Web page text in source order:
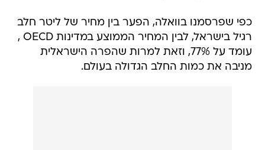
כפי שפרסמנו בוואלה, הפער בין מחיר של ליטר חלב
רגיל בישראל, לבין המחיר הממוצע במדינות OECD ,
עומד על 77%, וזאת למרות שהפרה הישראלית
מניבה את כמות החלב הגדולה בעולם.